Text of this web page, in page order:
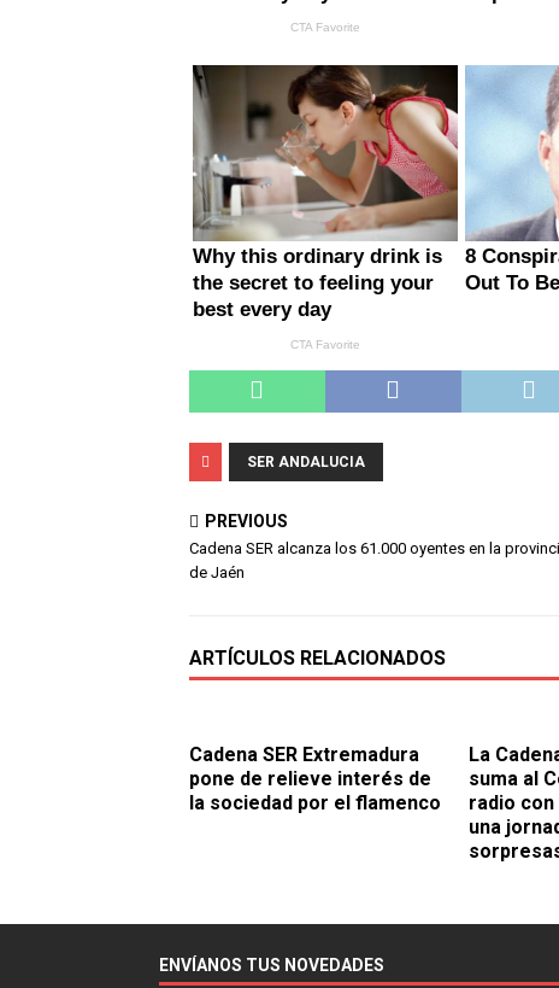
SER ANDALUCIA
PREVIOUS
Cadena SER alcanza los 61.000 oyentes en la
de Jaén
ARTÍCULOS RELACIONADOS
Cadena SER Extremadura
pone de relieve interés de
la sociedad por el flamenco
La
suma al
radio
una
ENVÍANOS TUS NOVEDADES